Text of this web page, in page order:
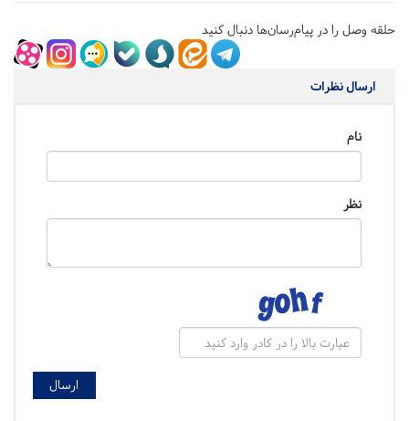
حلقه وصل را در پیام‌رسان‌ها دنبال کنید
ارسال نظرات
نام
نظر